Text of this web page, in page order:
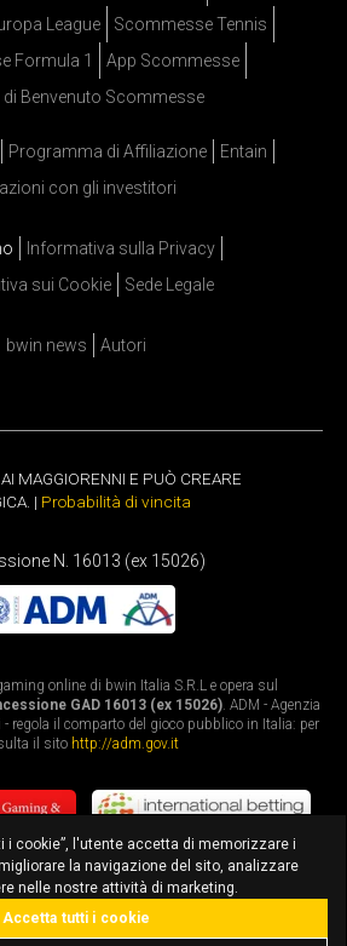
League
Scommesse Tennis
Formula 1
App Scommesse
Benvenuto Scommesse
Programma di Affiliazione
Entain
con gli investitori
Informativa sulla Privacy
sui Cookie
Sede Legale
bwin news Autori
MAGGIORENNI E PUÒ CREARE
| Probabilità di vincita
N. 16013 (ex 15026)
online di bwin Italia S.R.L e opera sul
GAD 16013 (ex 15026). ADM - Agenzia
- regola il comparto del gioco pubblico in Italia: per
il sito http://adm.gov.it
i cookie”, l'utente accetta di memorizzare i
la navigazione del sito, analizzare
nelle nostre attività di marketing.
Accetta tutti i cookie